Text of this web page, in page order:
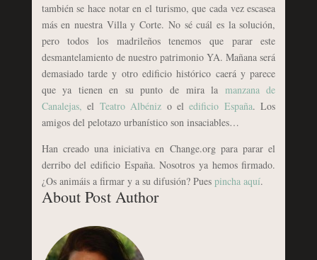
también se hace notar en el turismo, que cada vez escasea
más en nuestra Villa y Corte. No sé cuál es la solución,
pero todos los madrileños tenemos que parar este
desmantelamiento de nuestro patrimonio YA. Mañana será
demasiado tarde y otro edificio histórico caerá y parece
que ya tienen en su punto de mira la manzana de
Canalejas, el Teatro Albéniz o eledificio España. Los
amigos del pelotazo urbanístico son insaciables…
Han creado una iniciativa en Change.org para parar el
derribo del edificio España. Nosotros ya hemos firmado.
¿Os animáis a firmar y a su difusión? Pues pincha aquí.
About Post Author